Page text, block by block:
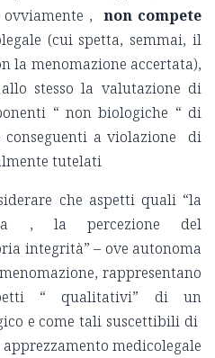
, non compete
(cui spetta, semmai, il
la menomazione accertata),
stesso la valutazione di
“ non biologiche “ di
a violazione di
tutelati
che aspetti quali “la
, la percezione del
integrità” – ove autonoma
rappresentano
“ qualitativi” di un
e come tali suscettibili di
medicolegale